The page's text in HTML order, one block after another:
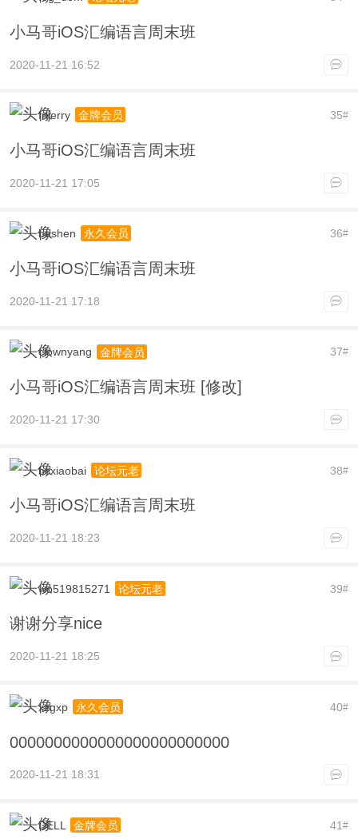
小马哥iOS汇编语言周末班
2020-11-21 16:52
35#
fnjerry 金牌会员
小马哥iOS汇编语言周末班
2020-11-21 17:05
36#
bashen 永久会员
小马哥iOS汇编语言周末班
2020-11-21 17:18
37#
clownyang 金牌会员
小马哥iOS汇编语言周末班 [修改]
2020-11-21 17:30
38#
bcxiaobai 论坛元老
小马哥iOS汇编语言周末班
2020-11-21 18:23
39#
wo519815271 论坛元老
谢谢分享nice
2020-11-21 18:25
40#
xzgxp 永久会员
0000000000000000000000000
2020-11-21 18:31
41#
DELL 金牌会员